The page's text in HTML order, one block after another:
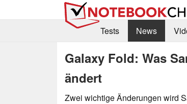
Tests
News
Galaxy Fold: Was
ändert
Zwei wichtige Änderungen wird